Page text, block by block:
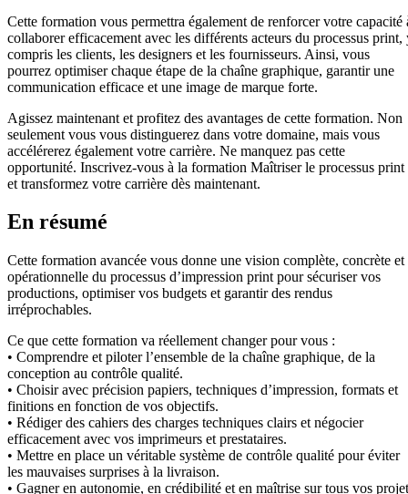
Cette formation vous permettra également de renforcer votre capacité
collaborer efficacement avec les différents acteurs du processus print,
compris les clients, les designers et les fournisseurs. Ainsi, vous
pourrez optimiser chaque étape de la chaîne graphique, garantir une
communication efficace et une image de marque forte.
Agissez maintenant et profitez des avantages de cette formation. Non
seulement vous vous distinguerez dans votre domaine, mais vous
accélérerez également votre carrière. Ne manquez pas cette
opportunité. Inscrivez-vous à la formation Maîtriser le processus print
et transformez votre carrière dès maintenant.
En résumé
Cette formation avancée vous donne une vision complète, concrète et
opérationnelle du processus d’impression print pour sécuriser vos
productions, optimiser vos budgets et garantir des rendus
irréprochables.
Ce que cette formation va réellement changer pour vous :
• Comprendre et piloter l’ensemble de la chaîne graphique, de la
conception au contrôle qualité.
• Choisir avec précision papiers, techniques d’impression, formats et
finitions en fonction de vos objectifs.
• Rédiger des cahiers des charges techniques clairs et négocier
efficacement avec vos imprimeurs et prestataires.
• Mettre en place un véritable système de contrôle qualité pour éviter
les mauvaises surprises à la livraison.
• Gagner en autonomie, en crédibilité et en maîtrise sur tous vos